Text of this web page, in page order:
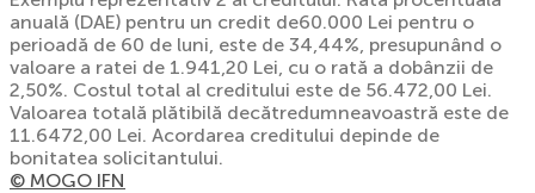
anuală (DAE) pentru un credit de60.000 Lei pentru o
perioadă de 60 de luni, este de 34,44%, presupunând o
valoare a ratei de 1.941,20 Lei, cu o rată a dobânzii de
2,50%. Costul total al creditului este de 56.472,00 Lei.
Valoarea totală plătibilă decătredumneavoastră este de
11.6472,00 Lei. Acordarea creditului depinde de
bonitatea solicitantului.
© MOGO IFN